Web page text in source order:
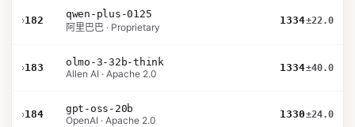
›182
qwen-plus-0125
阿里巴巴 · Proprietary
1334±22.0
›183
olmo-3-32b-think
Allen AI · Apache 2.0
1334±40.0
›184
gpt-oss-20b
OpenAI · Apache 2.0
1330±24.0